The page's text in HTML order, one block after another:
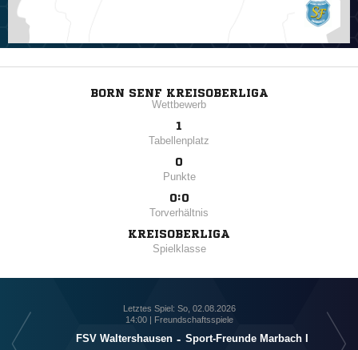
BORN SENF KREISOBERLIGA
Wettbewerb
1
Tabellenplatz
0
Punkte
0:0
Torverhältnis
KREISOBERLIGA
Spielklasse
Letztes Spiel: So, 02.08.2026
14:00 | Freundschaftsspiele
FSV Waltershausen - Sport-Freunde Marbach I SV